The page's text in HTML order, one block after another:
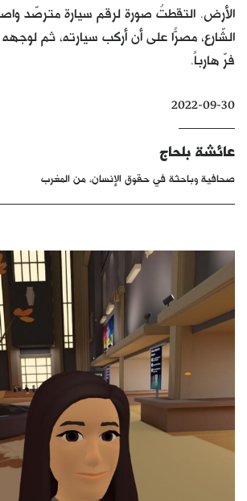
إفتتاحية
فكرة
بالصورة
كتّابنا
الأرشيف
الأرض. التقطتُ صورة لرقم سيارة مترصّد
الشّارع، مصرّاً على أن أركب سيارته، ثم لوجهه
فرّ هارباً.
2022-09-30
عائشة بلحاج
صحافية وباحثة في حقوق الإنسان، من المغرب